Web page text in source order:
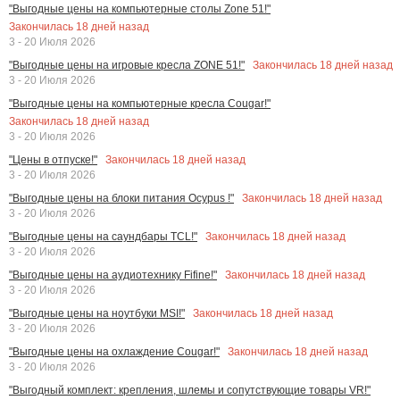
"Выгодные цены на компьютерные столы Zone 51!"
Закончилась 18 дней назад
3 - 20 Июля 2026
"Выгодные цены на игровые кресла ZONE 51!"
Закончилась 18 дней назад
3 - 20 Июля 2026
"Выгодные цены на компьютерные кресла Cougar!"
Закончилась 18 дней назад
3 - 20 Июля 2026
"Цены в отпуске!"
Закончилась 18 дней назад
3 - 20 Июля 2026
"Выгодные цены на блоки питания Ocypus !"
Закончилась 18 дней назад
3 - 20 Июля 2026
"Выгодные цены на саундбары TCL!"
Закончилась 18 дней назад
3 - 20 Июля 2026
"Выгодные цены на аудиотехнику Fifine!"
Закончилась 18 дней назад
3 - 20 Июля 2026
"Выгодные цены на ноутбуки MSI!"
Закончилась 18 дней назад
3 - 20 Июля 2026
"Выгодные цены на охлаждение Cougar!"
Закончилась 18 дней назад
3 - 20 Июля 2026
"Выгодный комплект: крепления, шлемы и сопутствующие товары VR!"